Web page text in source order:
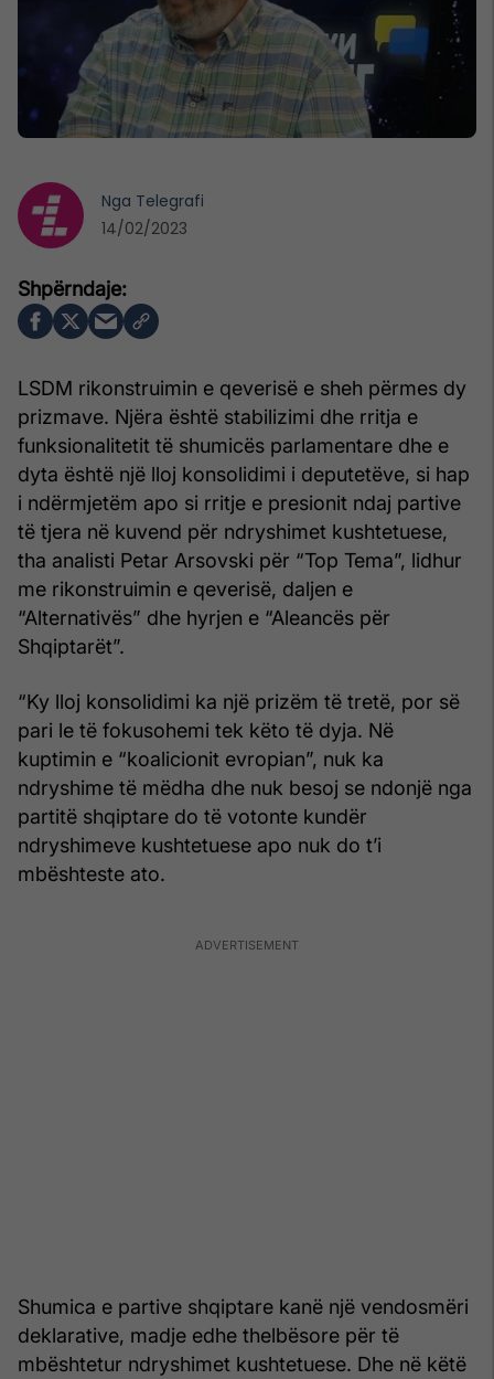
LSDM rikonstruimin e qeverisë e sheh përmes dy
prizmave. Njëra është stabilizimi dhe rritja e
funksionalitetit të shumicës parlamentare dhe e
dyta është një lloj konsolidimi i deputetëve, si hap
i ndërmjetëm apo si rritje e presionit ndaj partive
të tjera në kuvend për ndryshimet kushtetuese,
tha analisti Petar Arsovski për “Top Tema”, lidhur
me rikonstruimin e qeverisë, daljen e
“Alternativës” dhe hyrjen e “Aleancës për
Shqiptarët”.
“Ky lloj konsolidimi ka një prizëm të tretë, por së
pari le të fokusohemi tek këto të dyja. Në
kuptimin e “koalicionit evropian”, nuk ka
ndryshime të mëdha dhe nuk besoj se ndonjë nga
partitë shqiptare do të votonte kundër
ndryshimeve kushtetuese apo nuk do t’i
mbështeste ato.
Shumica e partive shqiptare kanë një vendosmëri
deklarative, madje edhe thelbësore për të
mbështetur ndryshimet kushtetuese. Dhe në këtë
Nga Telegrafi
14/02/2023